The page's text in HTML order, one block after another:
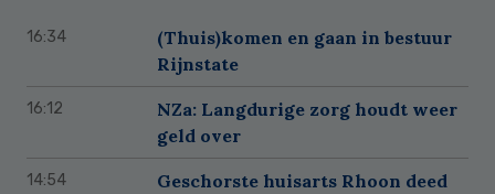
16:34
(Thuis)komen en gaan in bestuur
Rijnstate
16:12
NZa: Langdurige zorg houdt weer
geld over
14:54
Geschorste huisarts Rhoon deed